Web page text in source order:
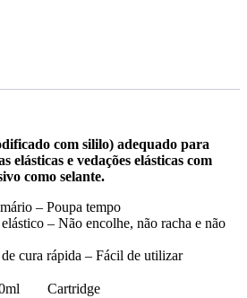
com sililo) adequado para
elásticas e vedações elásticas com
como selante.
– Poupa tempo
– Não encolhe, não racha e não
cura rápida – Fácil de utilizar
Cartridge